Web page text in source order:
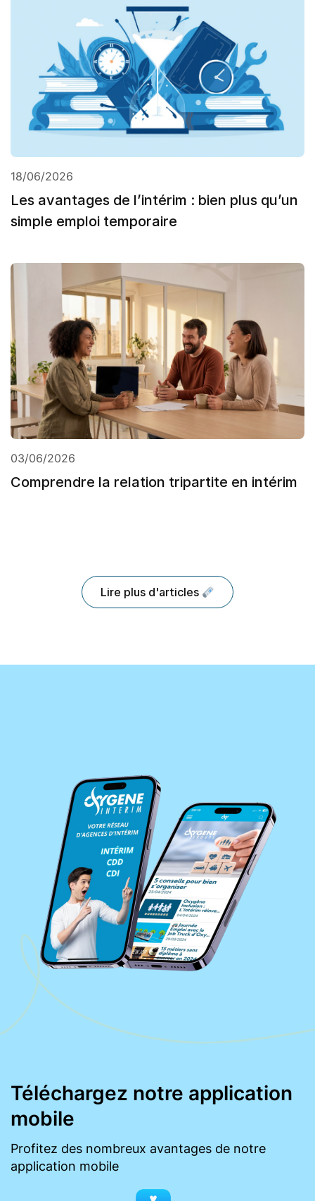
18/06/2026
Les avantages de l’intérim : bien plus qu’un
simple emploi temporaire
03/06/2026
Comprendre la relation tripartite en intérim
Lire plus d'articles
Téléchargez notre application
mobile
Profitez des nombreux avantages de notre
application mobile